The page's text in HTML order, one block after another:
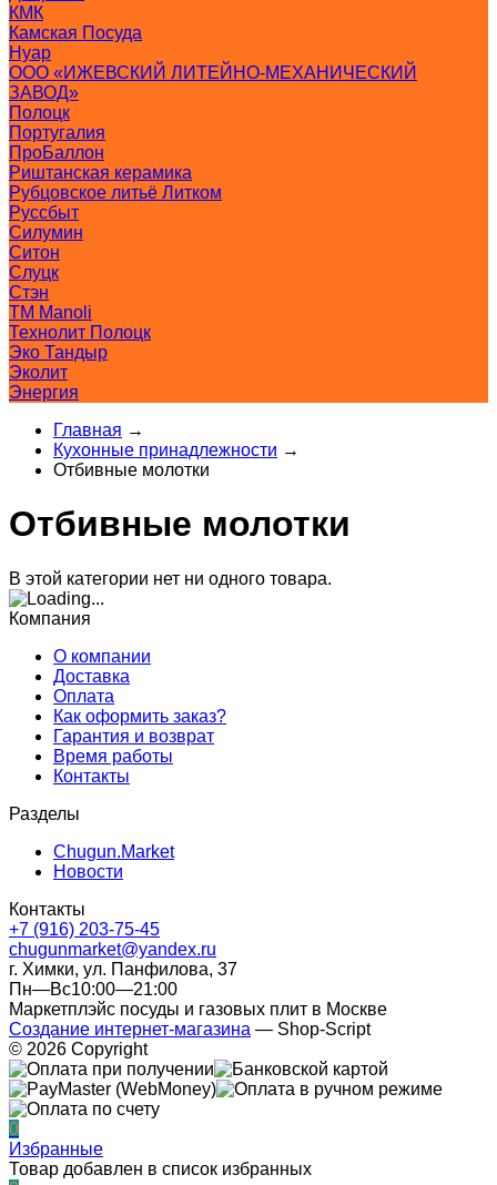
КМК
Камская Посуда
Нуар
ООО «ИЖЕВСКИЙ ЛИТЕЙНО-МЕХАНИЧЕСКИЙ
ЗАВОД»
Полоцк
Португалия
ПроБаллон
Риштанская керамика
Рубцовское литьё Литком
Руссбыт
Силумин
Ситон
Слуцк
Стэн
ТМ Manoli
Технолит Полоцк
Эко Тандыр
Эколит
Энергия
Главная →
Кухонные принадлежности →
Отбивные молотки
Отбивные молотки
В этой категории нет ни одного товара.
Компания
О компании
Доставка
Оплата
Как оформить заказ?
Гарантия и возврат
Время работы
Контакты
Разделы
Chugun.Market
Новости
Контакты
+7 (916) 203-75-45
chugunmarket@yandex.ru
г. Химки, ул. Панфилова, 37
Пн—Вс10:00—21:00
Маркетплэйс посуды и газовых плит в Москве
Создание интернет-магазина — Shop-Script
© 2026 Copyright
0
Избранные
Товар добавлен в список избранных